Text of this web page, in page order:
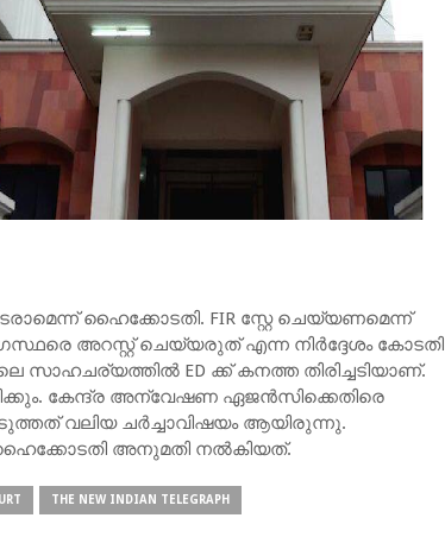
ഹൈക്കോടതി. FIR സ്റ്റേ ചെയ്യണമെന്ന്
അറസ്റ്റ് ചെയ്യരുത് എന്ന നിർദ്ദേശം കോടതി
ED ക്ക് കനത്ത തിരിച്ചടിയാണ്.
കേന്ദ്ര അന്വേഷണ ഏജൻസിക്കെതിരെ
വലിയ ചർച്ചാവിഷയം ആയിരുന്നു.
അനുമതി നൽകിയത്.
THE NEW INDIAN TELEGRAPH